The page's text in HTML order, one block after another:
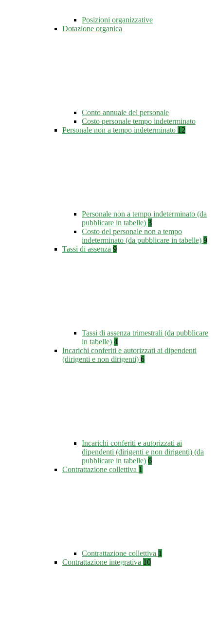
Posizioni organizzative
Dotazione organica
Conto annuale del personale
Costo personale tempo indeterminato
Personale non a tempo indeterminato 12
Personale non a tempo indeterminato (da
pubblicare in tabelle) 3
Costo del personale non a tempo
indeterminato (da pubblicare in tabelle) 9
Tassi di assenza 9
Tassi di assenza trimestrali (da pubblicare
in tabelle) 4
Incarichi conferiti e autorizzati ai dipendenti
(dirigenti e non dirigenti) 6
Incarichi conferiti e autorizzati ai
dipendenti (dirigenti e non dirigenti) (da
pubblicare in tabelle) 6
Contrattazione collettiva 1
Contrattazione collettiva 1
Contrattazione integrativa 10